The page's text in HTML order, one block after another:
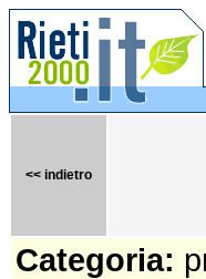
<< indietro
Categoria: